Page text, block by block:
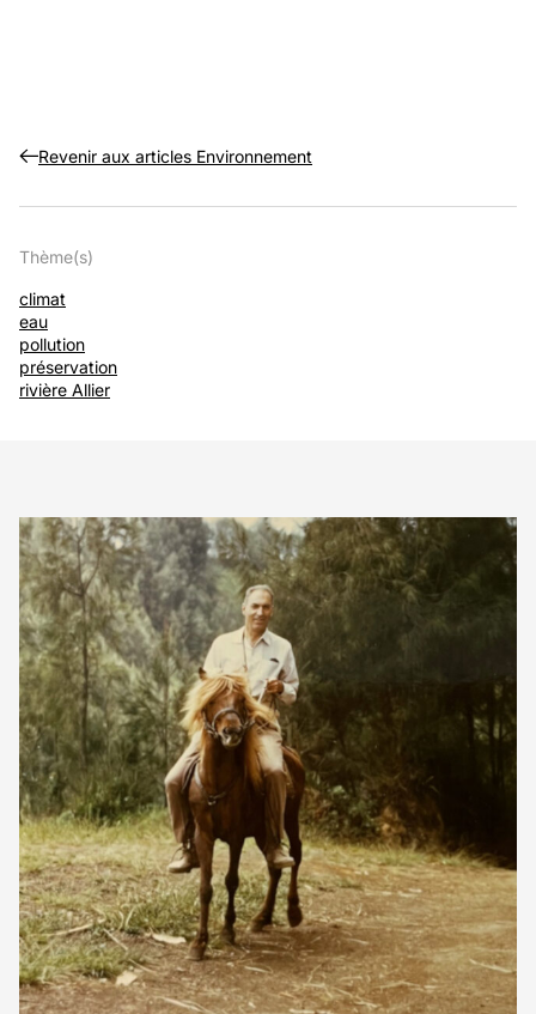
Revenir aux articles Environnement
Thème(s)
climat
eau
pollution
préservation
rivière Allier